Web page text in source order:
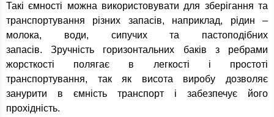
Такі ємності можна використовувати для зберігання та
транспортування різних запасів, наприклад, рідин –
молока, води, сипучих та пастоподібних
запасів. Зручність горизонтальних баків з ребрами
жорсткості полягає в легкості і простоті
транспортування, так як висота виробу дозволяє
занурити в ємність транспорт і забезпечує його
прохідність.